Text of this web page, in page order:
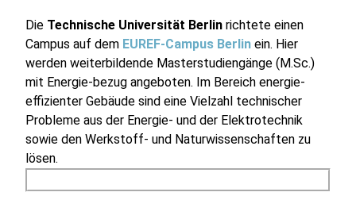
Die Technische Universität Berlin richtete einen
Campus auf dem EUREF-Campus Berlin ein. Hier
werden weiterbildende Masterstudiengänge (M.Sc.)
mit Energie-bezug angeboten. Im Bereich energie-
effizienter Gebäude sind eine Vielzahl technischer
Probleme aus der Energie- und der Elektrotechnik
sowie den Werkstoff- und Naturwissenschaften zu
lösen.